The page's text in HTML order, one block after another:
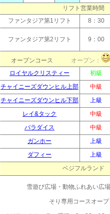
リフト営業時間
ファンタジア第1リフト
8：30
ファンタジア第2リフト 9：00
オープンコース
オープン：
ロイヤルクリスティー
初級
チャイニーズダウンヒル上部
中級
チャイニーズダウンヒル下部
上級
レイ&タック
中級
パラダイス
中級
ガンホー
上級
ダフィー
上級
ベジフルランド
雪遊び広場・動物ふれあい広
そり専用コースオープ